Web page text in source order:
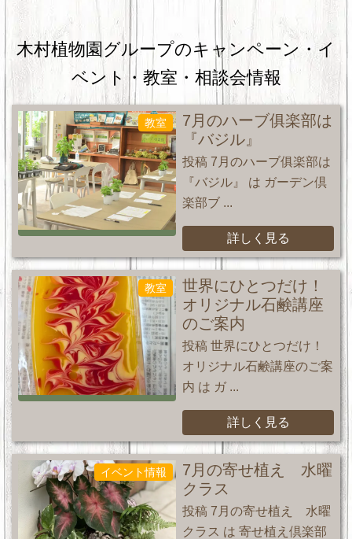
木村植物園グループのキャンペーン・ イ
ベント・教室・相談会情報
教室
7月のハーブ俱楽部は
『バジル』
投稿 7月のハーブ俱楽部は
『バジル』 は ガーデン倶
楽部ブ ...
詳しく見る
教室
世界にひとつだけ！
オリジナル石鹸講座
のご案内
投稿 世界にひとつだけ！
オリジナル石鹸講座のご案
内 は ガ ...
詳しく見る
イベント情報
7月の寄せ植え 水曜
クラス
投稿 7月の寄せ植え 水曜
クラス は 寄せ植え倶楽部